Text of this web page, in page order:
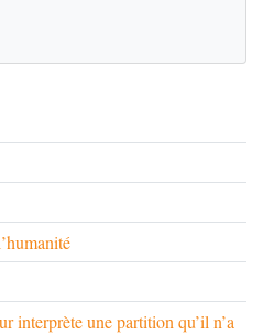
interprète une partition qu’il n’a